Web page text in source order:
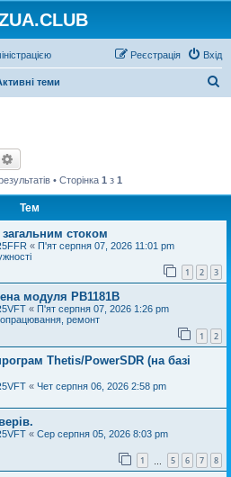
Вхід
Реєстрація
теми
• Сторінка 1 з 1
Тем
стоком
« П'ят серпня 07, 2026 11:01 pm
1 2 3
модуля PB1181B
« П'ят серпня 07, 2026 1:26 pm
ремонт
1 2
Thetis/PowerSDR (на базі
« Чет серпня 06, 2026 2:58 pm
« Сер серпня 05, 2026 8:03 pm
1 5 6 7 8